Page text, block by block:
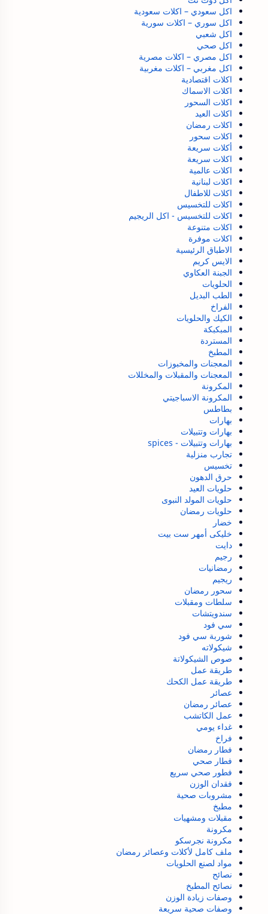
اكل سعودي – اكلات سعودية
اكل سوري – اكلات سورية
اكل شعبي
اكل صحي
اكل مصري – اكلات مصرية
اكل مغربي – اكلات مغربية
اكلات اقتصادية
اكلات الاسماك
اكلات السحور
اكلات العيد
اكلات رمضان
اكلات سحور
أكلات سريعة
اكلات سريعة
اكلات عالمية
اكلات لبنانية
اكلات للاطفال
اكلات للتخسيس
اكلات للتخسيس - اكل الريجيم
اكلات متنوعة
اكلات موفرة
الاطباق الرئيسية
الايس كريم
الجبنة العكاوي
الحلويات
الطب البديل
الفراخ
الكيك والحلويات
المبكبكة
المستردة
المطبخ
المعجنات والمخبوزات
المعجنات والمقبلات والمخللات
المكرونة
المكرونة الاسباجيتي
بطاطس
بهارات
بهارات وتتبيلات
بهارات وتتبيلات - spices
تجارب منزلية
تخسيس
حرق الدهون
حلويات العيد
حلويات المولد النبوى
حلويات رمضان
خضار
خليكى أمهر ست بيت
دايت
رجيم
رمضانيات
ريجيم
سحور رمضان
سلطات ومقبلات
سندويتشات
سي فود
شوربة سي فود
شيكولاته
صوص الشيكولاتة
طريقة عمل
طريقة عمل الكحك
عصائر
عصائر رمضان
عمل الكاتشب
غداء يومي
فراخ
فطار رمضان
فطار صحي
فطور صحي سريع
فقدان الوزن
مشروبات صحية
مطبخ
مقبلات ومشهيات
مكرونة
مكرونة نجرسكو
ملف كامل لأكلات وعصائر رمضان
مواد لصنع الحلويات
نصائح
نصائح المطبخ
وصفات زيادة الوزن
وصفات صحية سريعة